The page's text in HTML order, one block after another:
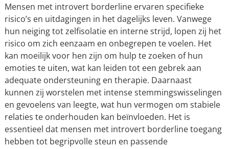
Mensen met introvert borderline ervaren specifieke
risico’s en uitdagingen in het dagelijks leven. Vanwege
hun neiging tot zelfisolatie en interne strijd, lopen zij het
risico om zich eenzaam en onbegrepen te voelen. Het
kan moeilijk voor hen zijn om hulp te zoeken of hun
emoties te uiten, wat kan leiden tot een gebrek aan
adequate ondersteuning en therapie. Daarnaast
kunnen zij worstelen met intense stemmingswisselingen
en gevoelens van leegte, wat hun vermogen om stabiele
relaties te onderhouden kan beïnvloeden. Het is
essentieel dat mensen met introvert borderline toegang
hebben tot begripvolle steun en passende